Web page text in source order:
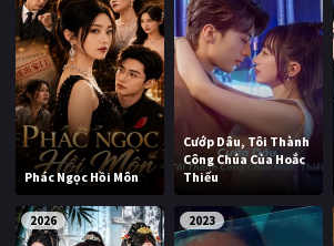
Phác Ngọc Hồi Môn
Cướp Dâu, Tôi Thành
Công Chúa Của Hoắc
Thiếu
2026 2023